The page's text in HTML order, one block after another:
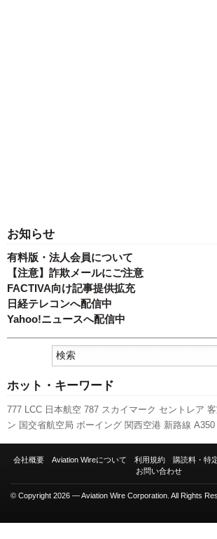
お知らせ
有料版・法人会員について
【注意】詐欺メールにご注意
FACTIVA向け記事提供拡充
日経テレコンへ配信中
Yahoo!ニュースへ配信中
ホット・キーワード
777 LCC 日本航空 787 スカイマーク セントレア
ン 国交省航空局 ボーイング 関西空港 新路線 A350
空港 全日空 人事 737NG ANAホールディングス 先
エアバス 新型コロ
ビエーション
会社概要 Aviation Wireについて 利用規約
購読料・特
お問い合わせ
© Copyright 2026 — Aviation Wire Corporation. All Rights